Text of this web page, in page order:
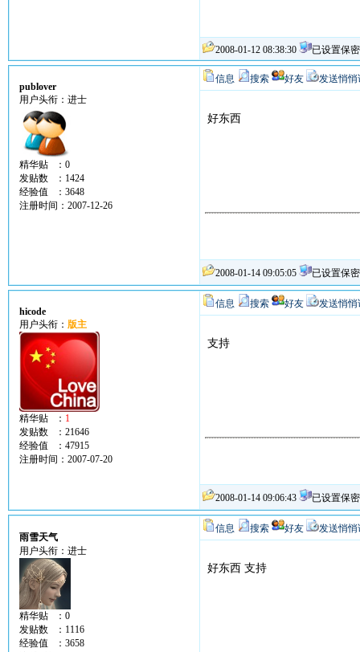
2008-01-12 08:38:30 已设置保密
publover
用户头衔：进士
精华贴 ：0
发贴数 ：1424
经验值 ：3648
注册时间：2007-12-26
信息 搜索 好友 发送悄悄
好东西
2008-01-14 09:05:05 已设置保密
hicode
用户头衔： 版主
精华贴 ： 1
发贴数 ：21646
经验值 ：47915
注册时间：2007-07-20
信息 搜索 好友 发送悄悄
支持
2008-01-14 09:06:43 已设置保密
雨雪天气
用户头衔：进士
精华贴 ：0
发贴数 ：1116
经验值 ：3658
信息 搜索 好友 发送悄悄
好东西 支持